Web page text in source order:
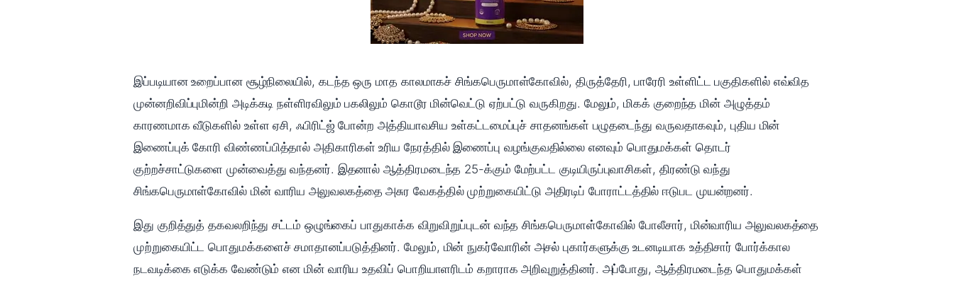
இப்படியான உறைப்பான சூழ்நிலையில், கடந்த ஒரு மாத காலமாகச் சிங்கபெருமாள்கோவில், திருத்தேரி, பாரேரி உள்ளிட்ட பகுதிகளில் எவ்வித
முன்னறிவிப்புமின்றி அடிக்கடி நள்ளிரவிலும் பகலிலும் கொடூர மின்வெட்டு ஏற்பட்டு வருகிறது. மேலும், மிகக் குறைந்த மின் அழுத்தம்
காரணமாக வீடுகளில் உள்ள ஏசி, ஃபிரிட்ஜ் போன்ற அத்தியாவசிய உள்கட்டமைப்புச் சாதனங்கள் பழுதடைந்து வருவதாகவும், புதிய மின்
இணைப்புக் கோரி விண்ணப்பித்தால் அதிகாரிகள் உரிய நேரத்தில் இணைப்பு வழங்குவதில்லை எனவும் பொதுமக்கள் தொடர்
குற்றச்சாட்டுகளை முன்வைத்து வந்தனர். இதனால் ஆத்திரமடைந்த 25-க்கும் மேற்பட்ட குடியிருப்புவாசிகள், திரண்டு வந்து
சிங்கபெருமாள்கோவில் மின் வாரிய அலுவலகத்தை அசுர வேகத்தில் முற்றுகையிட்டு அதிரடிப் போராட்டத்தில் ஈடுபட முயன்றனர்.
இது குறித்துத் தகவலறிந்து சட்டம் ஒழுங்கைப் பாதுகாக்க விறுவிறுப்புடன் வந்த சிங்கபெருமாள்கோவில் போலீசார், மின்வாரிய அலுவலகத்தை
முற்றுகையிட்ட பொதுமக்களைச் சமாதானப்படுத்தினர். மேலும், மின் நுகர்வோரின் அசல் புகார்களுக்கு உடனடியாக உத்திசார் போர்க்கால
நடவடிக்கை எடுக்க வேண்டும் என மின் வாரிய உதவிப் பொறியாளரிடம் கறாராக அறிவுறுத்தினர். அப்போது, ஆத்திரமடைந்த பொதுமக்கள்